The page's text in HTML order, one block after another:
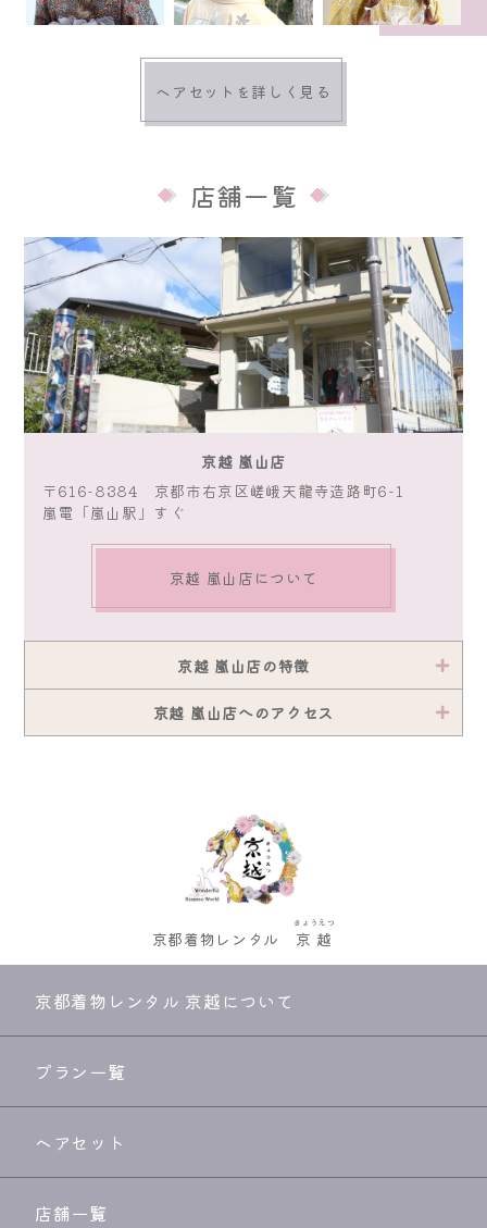
ヘアセットを詳しく見る
店舗一覧
京越 嵐山店
〒616-8384 京都市右京区嵯峨天龍寺造路町6-1
嵐電「嵐山駅」すぐ
京越 嵐山店について
京越 嵐山店の特徴
京越 嵐山店へのアクセス
京都着物レンタル 京越
きょうえつ
京都着物レンタル 京越について
プラン一覧
ヘアセット
店舗一覧